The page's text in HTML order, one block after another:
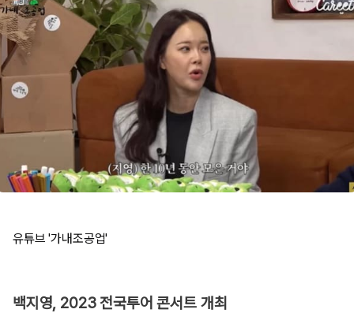
유튜브 '가내조공업'
백지영, 2023 전국투어 콘서트 개최